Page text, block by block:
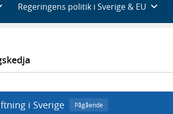
framträder
en
Regeringens politik i Sverige & EU
i Sverige Pågående